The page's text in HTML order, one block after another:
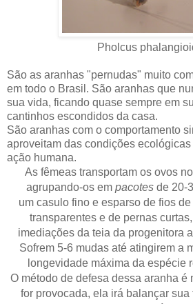
Pholcus
São as aranhas "pernudas" muito
em todo o Brasil. São aranhas que
sua vida, ficando quase sempre em
cantinhos escondidos da casa.
São aranhas com o comportamento
aproveitam das condições
ação humana.
As fêmeas transportam os ovos
agrupando-os em pacotesde 20-
um casulo fino e esparso de fios
transparentes e de pernas
imediações da teia da progenitora
Sofrem 5-6 mudas até atingirem a
longevidade máxima da espécie
O método de defesa dessa aranha é
for provocada, ela irá balançar sua